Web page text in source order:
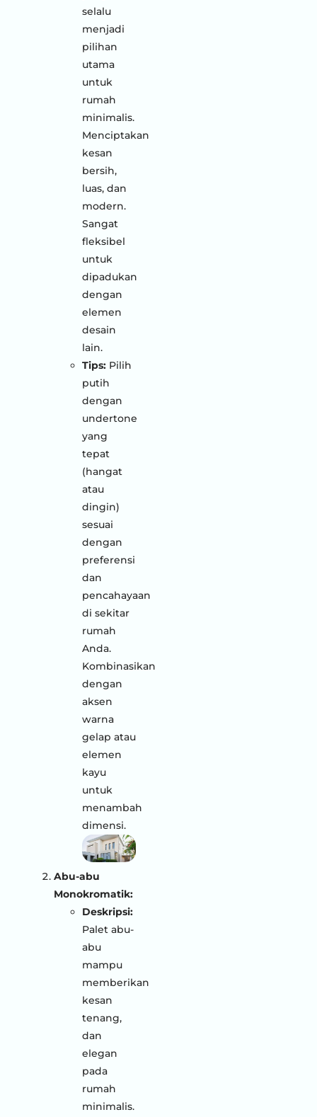
selalu
menjadi
pilihan
utama
untuk
rumah
minimalis.
Menciptakan
kesan
bersih,
luas, dan
modern.
Sangat
fleksibel
untuk
dipadukan
dengan
elemen
desain
lain.
Tips: Pilih
putih
dengan
undertone
yang
tepat
(hangat
atau
dingin)
sesuai
dengan
preferensi
dan
pencahayaan
di sekitar
rumah
Anda.
Kombinasikan
dengan
aksen
warna
gelap atau
elemen
kayu
untuk
menambah
dimensi.
Abu-abu
Monokromatik:
Deskripsi:
Palet abu-
abu
mampu
memberikan
kesan
tenang,
dan
elegan
pada
rumah
minimalis.